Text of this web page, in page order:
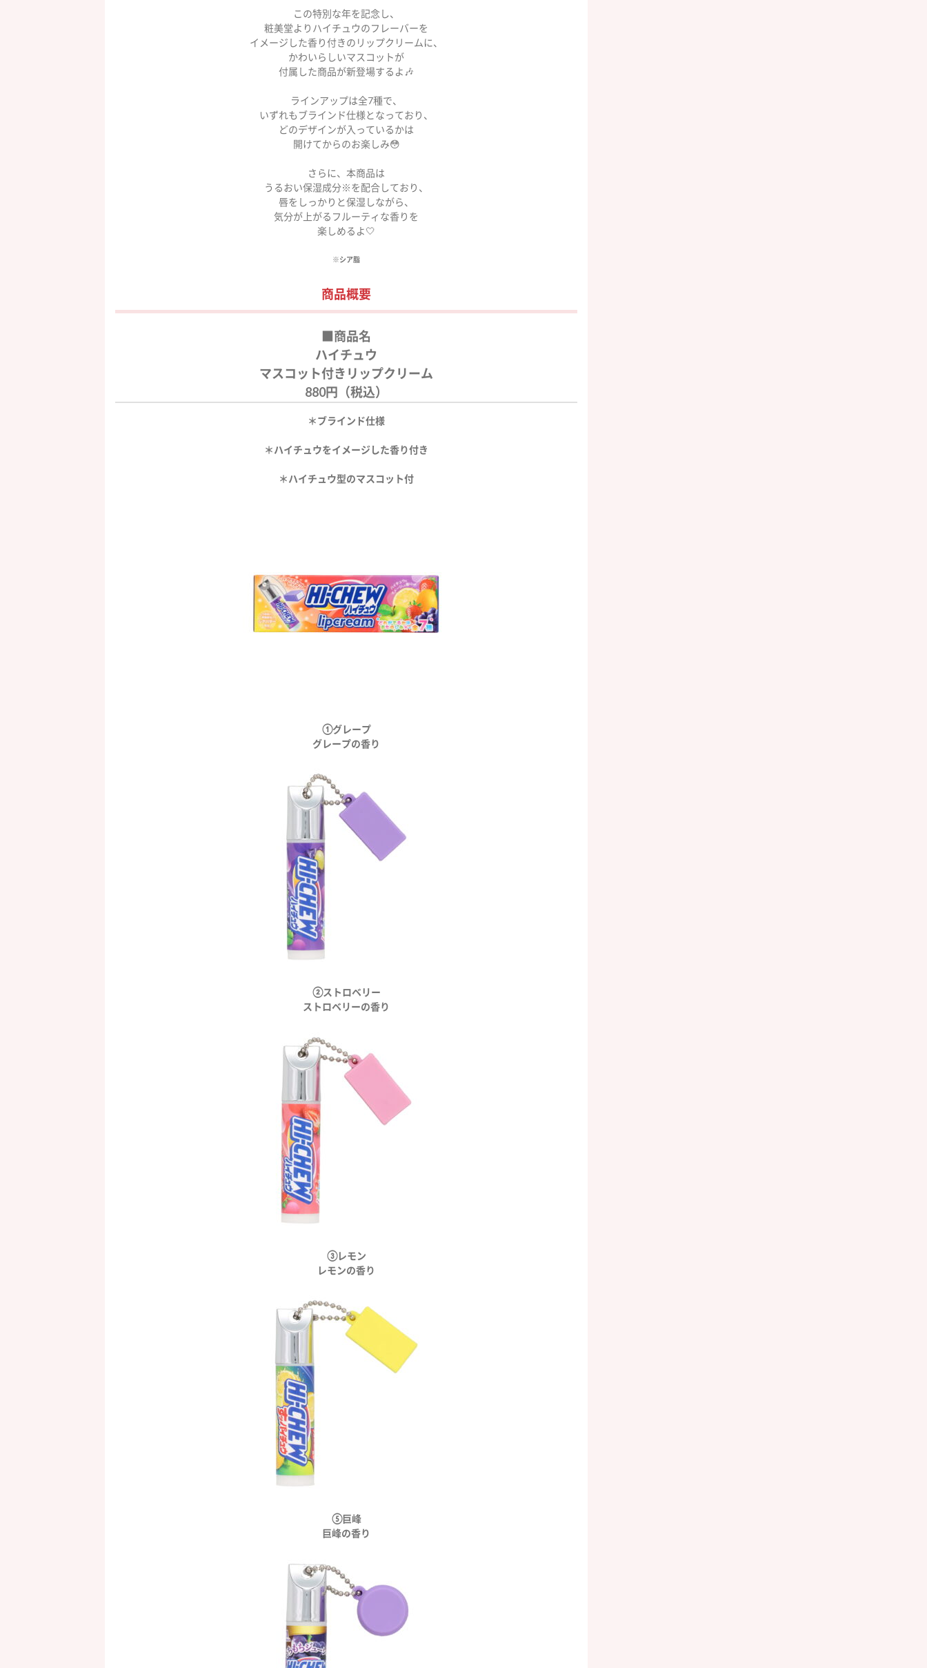
この特別な年を記念し、
粧美堂よりハイチュウのフレーバーを
イメージした香り付きのリップクリームに、
かわいらしいマスコットが
付属した商品が新登場するよ🎶
ラインアップは全7種で、
いずれもブラインド仕様となっており、
どのデザインが入っているかは
開けてからのお楽しみ😳
さらに、本商品は
うるおい保湿成分※を配合しており、
唇をしっかりと保湿しながら、
気分が上がるフルーティな香りを
楽しめるよ🤍
※シア脂
商品概要
■商品名
ハイチュウ
マスコット付きリップクリーム
880円（税込）
＊ブラインド仕様
＊ハイチュウをイメージした香り付き
＊ハイチュウ型のマスコット付
①グレープ
グレープの香り
②ストロベリー
ストロベリーの香り
③レモン
レモンの香り
⑤巨峰
巨峰の香り